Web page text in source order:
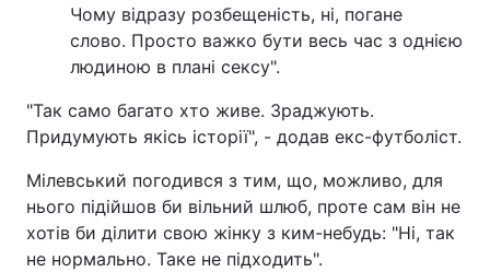
Чому відразу розбещеність, ні, погане
слово. Просто важко бути весь час з однією
людиною в плані сексу".
"Так само багато хто живе. Зраджують.
Придумують якісь історії", - додав екс-футболіст.
Мілевський погодився з тим, що, можливо, для
нього підійшов би вільний шлюб, проте сам він не
хотів би ділити свою жінку з ким-небудь: "Ні, так
не нормально. Таке не підходить".